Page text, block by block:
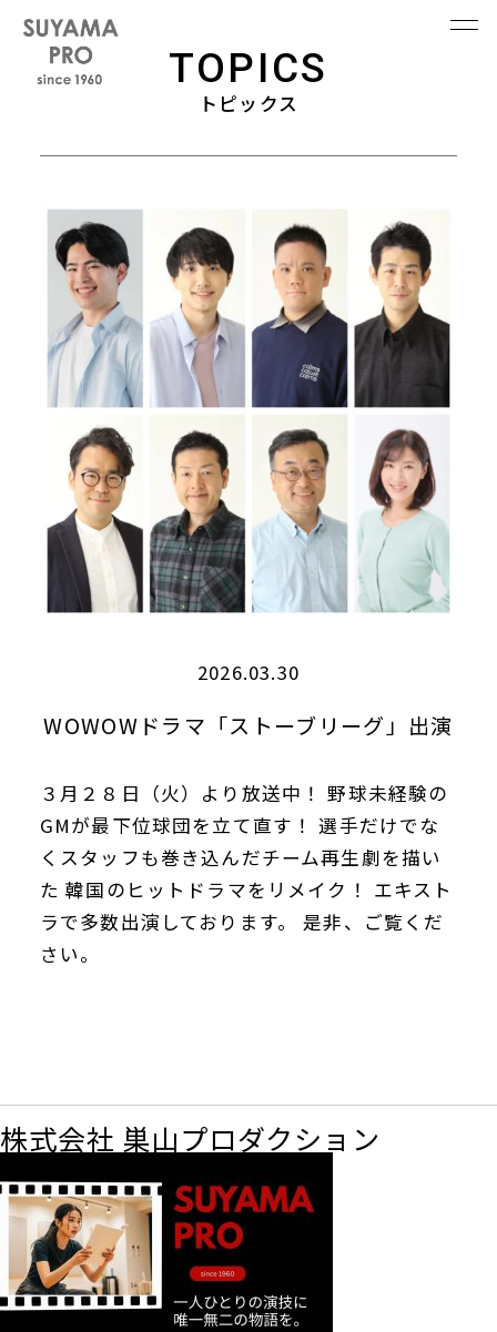
TOPICS
トピックス
2026.03.30
WOWOWドラマ「ストーブリーグ」出演
３月２８日（火）より放送中！ 野球未経験の
GMが最下位球団を立て直す！ 選手だけでな
くスタッフも巻き込んだチーム再生劇を描い
た 韓国のヒットドラマをリメイク！ エキスト
ラで多数出演しております。 是非、ご覧くだ
さい。
株式会社 巣山プロダクション